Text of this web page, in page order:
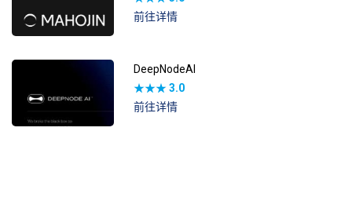
前往详情
DeepNodeAI
★★★3.0
前往详情